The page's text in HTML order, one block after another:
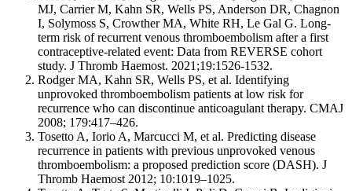
MJ, Carrier M, Kahn SR, Wells PS, Anderson DR, Chagnon
I, Solymoss S, Crowther MA, White RH, Le Gal G. Long-
term risk of recurrent venous thromboembolism after a first
contraceptive-related event: Data from REVERSE cohort
study. J Thromb Haemost. 2021;19:1526-1532.
Rodger MA, Kahn SR, Wells PS, et al. Identifying
unprovoked thromboembolism patients at low risk for
recurrence who can discontinue anticoagulant therapy. CMAJ
2008; 179:417–426.
Tosetto A, Iorio A, Marcucci M, et al. Predicting disease
recurrence in patients with previous unprovoked venous
thromboembolism: a proposed prediction score (DASH). J
Thromb Haemost 2012; 10:1019–1025.